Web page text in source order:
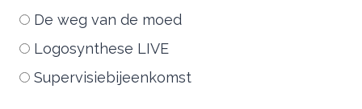
De weg van de moed
Logosynthese LIVE
Supervisiebijeenkomst